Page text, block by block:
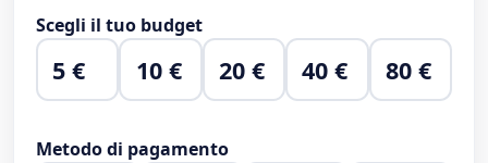
Scegli il tuo budget
5 € 10 € 20 € 40 € 80 €
Metodo di pagamento